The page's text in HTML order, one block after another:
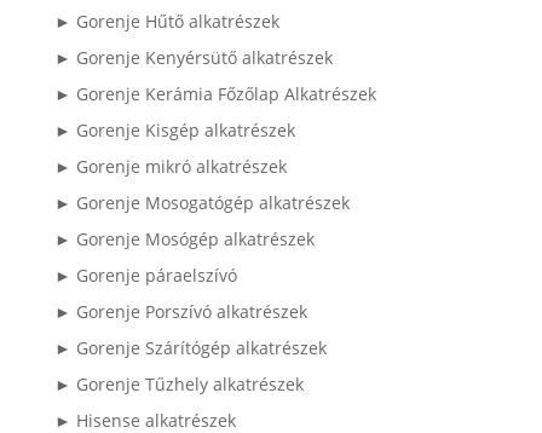
► Gorenje Hűtő alkatrészek
► Gorenje Kenyérsütő alkatrészek
► Gorenje Kerámia Főzőlap Alkatrészek
► Gorenje Kisgép alkatrészek
► Gorenje mikró alkatrészek
► Gorenje Mosogatógép alkatrészek
► Gorenje Mosógép alkatrészek
► Gorenje páraelszívó
► Gorenje Porszívó alkatrészek
► Gorenje Szárítógép alkatrészek
► Gorenje Tűzhely alkatrészek
► Hisense alkatrészek